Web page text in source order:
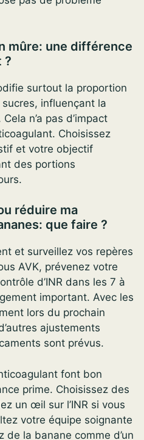
mûre: une différence
?
surtout la proportion
influençant la
n’a pas d’impact
Choisissez
et votre objectif
des portions
réduire ma
que faire ?
et surveillez vos repères
AVK, prévenez votre
d’INR dans les 7 à
important. Avec les
lors du prochain
ajustements
sont prévus.
font bon
prime. Choisissez des
un œil sur l’INR si vous
votre équipe soignante
la banane comme d’un